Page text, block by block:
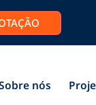
nós